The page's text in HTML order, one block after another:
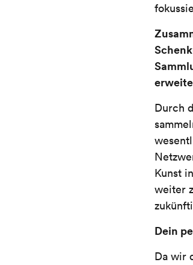
Durch
Kunst
weiter
Dein
Da wir